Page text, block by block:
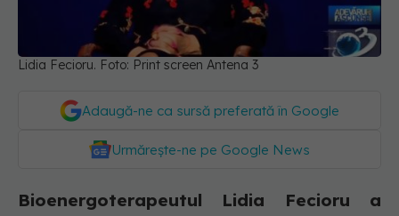
Lidia Fecioru. Foto: Print screen Antena 3
Adaugă-ne ca sursă preferată în Google
Urmărește-ne pe Google News
Bioenergoterapeutul Lidia Fecioru a